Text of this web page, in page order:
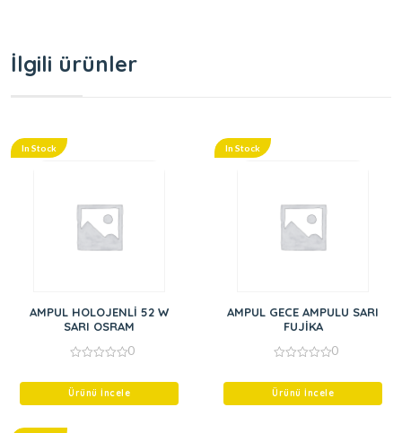
İlgili ürünler
In Stock
AMPUL HOLOJENLİ 52 W
SARI OSRAM
of
0
Ürünü İncele
In Stock
AMPUL GECE AMPULU SARI
FUJİKA
of
0
Ürünü İncele